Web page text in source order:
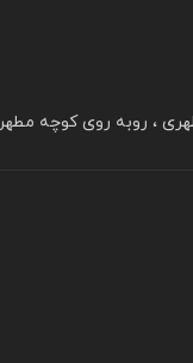
، روبه روی کوچه مطهر ۲